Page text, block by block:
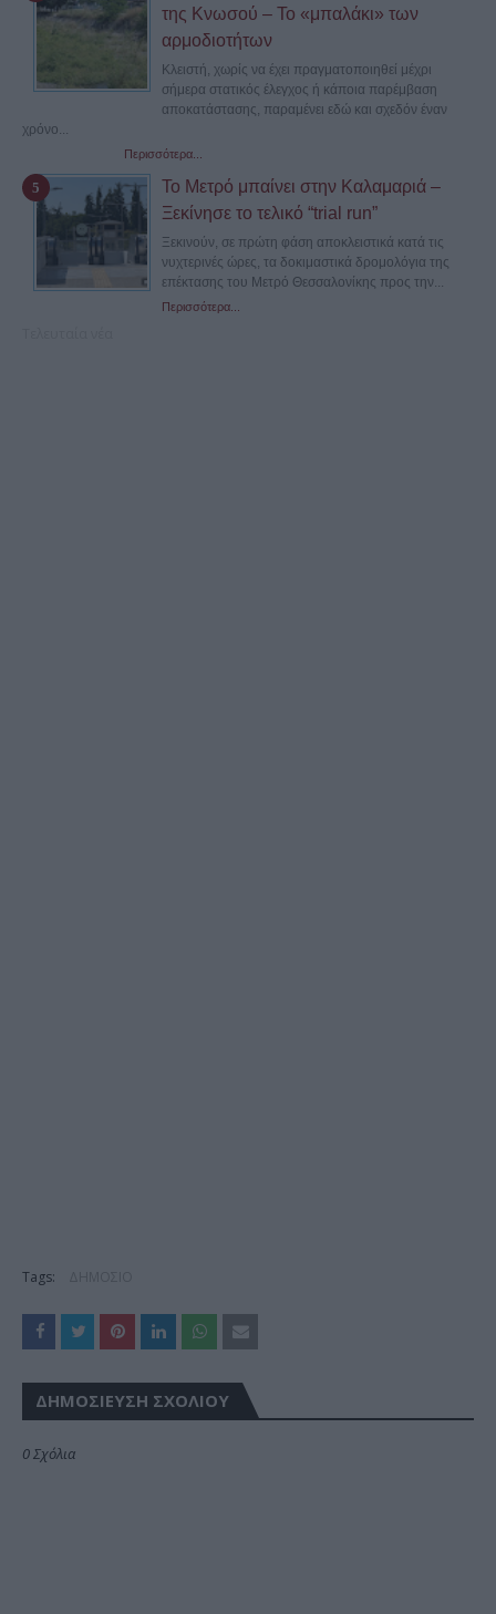
της Κνωσού – Το «μπαλάκι» των
αρμοδιοτήτων
Κλειστή, χωρίς να έχει πραγματοποιηθεί μέχρι
σήμερα στατικός έλεγχος ή κάποια παρέμβαση
αποκατάστασης, παραμένει εδώ και σχεδόν έναν
χρόνο...
Περισσότερα...
Το Μετρό μπαίνει στην Καλαμαριά –
Ξεκίνησε το τελικό “trial run”
Ξεκινούν, σε πρώτη φάση αποκλειστικά κατά τις
νυχτερινές ώρες, τα δοκιμαστικά δρομολόγια της
επέκτασης του Μετρό Θεσσαλονίκης προς την...
Περισσότερα...
Tags:
ΔΗΜΟΣΊΕΥΣΗ ΣΧΟΛΊΟΥ
0 Σχόλια